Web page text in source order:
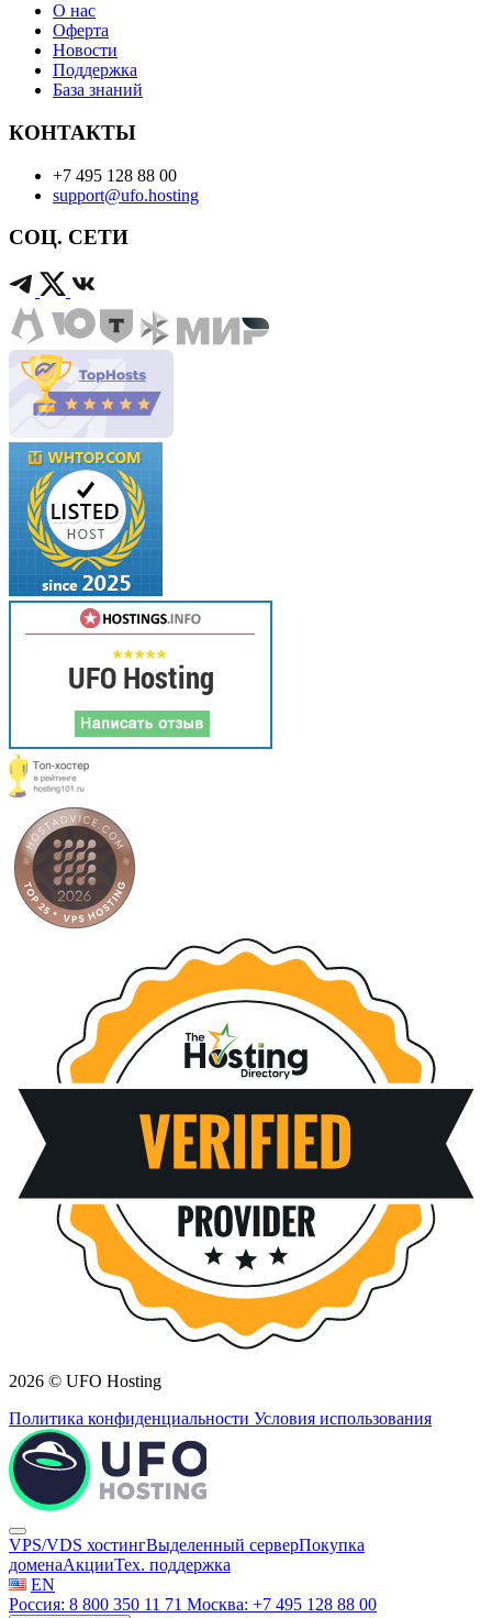
О нас
Оферта
Новости
Поддержка
База знаний
КОНТАКТЫ
+7 495 128 88 00
support@ufo.hosting
СОЦ. СЕТИ
2026 © UFO Hosting
Политика конфиденциальности Условия использования
VPS/VDS хостингВыделенный серверПокупка
доменаАкцииТех. поддержка
EN
Россия: 8 800 350 11 71 Москва: +7 495 128 88 00